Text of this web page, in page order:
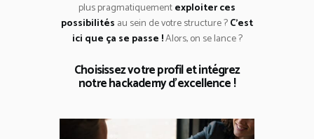
CONTACT
plus pragmatiquementexploiter ces
possibilités au sein de votre structure ?C’est
ici que ça se passe !Alors, on se lance ?
Choisissez votre profil et intégrez
notre hackademy d’excellence !